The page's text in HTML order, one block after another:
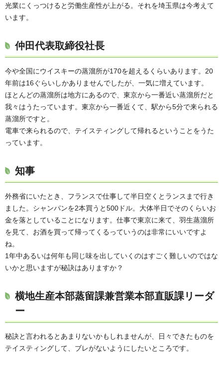
光業にくっつけると労働生産性が上がる。それを埼玉県は今考えて
います。
仲田代表取締役社長
今や全国にウイスキーの蒸溜所が170を超えるくらいあります。20
年前は16ぐらいしかありませんでしたが、一気に増えています。
ほとんどの蒸溜所は地方にあるので、東京から一番近い蒸溜所だと
我々はうたっています。東京から一番近くて、駅から5分で来られる
蒸溜所ですと。
電車で来られるので、テイスティングして帰れるということをうた
っています。
知事
外務省にいたとき、フランスで仕事して半日空くとランスまで行き
ました。シャンパンを2本買うと500ドル。大体半日でそのくらいお
金を落としていることになります。仕事で東京に来て、羽生蒸溜所
を見て、お酒を買って帰ってくるっていうのは非常にいいですよ
ね。
1年中あるいは何年も同じ味を出していくのはすごく難しいのではな
いかと思いますが秘訣はありますか？
横地生産本部蒸留課兼営業本部直販課リーダ
ー
秘訣と言われるとあまりないかもしれませんが、日々できたものを
テイスティングして、ブレがないようにしたいところです。